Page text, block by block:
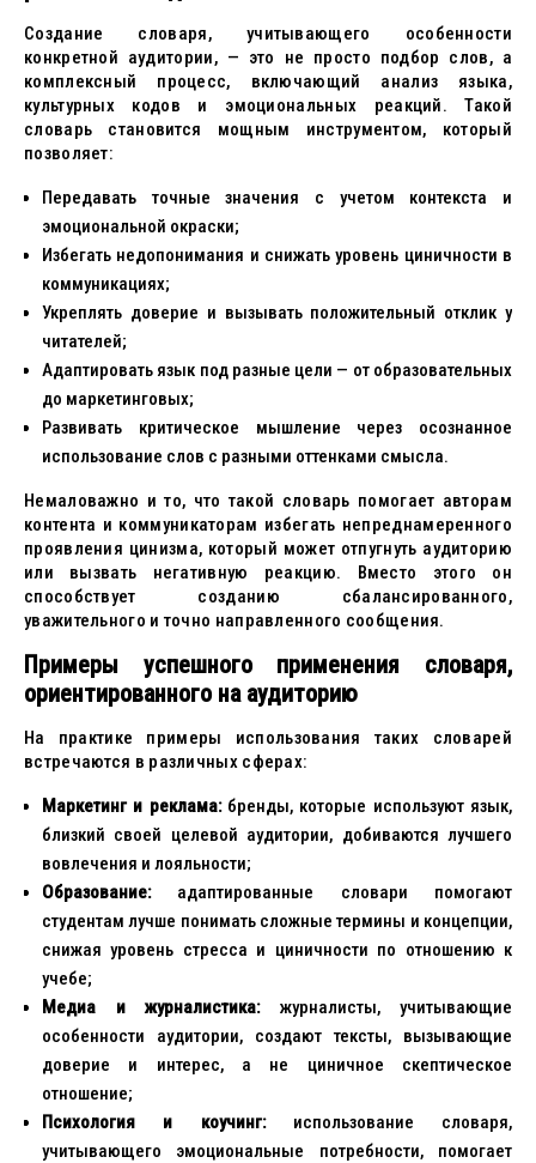
Создание словаря, учитывающего особенности
конкретной аудитории, — это не просто подбор слов, а
комплексный процесс, включающий анализ языка,
культурных кодов и эмоциональных реакций. Такой
словарь становится мощным инструментом, который
позволяет:
Передавать точные значения с учетом контекста и
эмоциональной окраски;
Избегать недопонимания и снижать уровень циничности в
коммуникациях;
Укреплять доверие и вызывать положительный отклик у
читателей;
Адаптировать язык под разные цели — от образовательных
до маркетинговых;
Развивать критическое мышление через осознанное
использование слов с разными оттенками смысла.
Немаловажно и то, что такой словарь помогает авторам
контента и коммуникаторам избегать непреднамеренного
проявления цинизма, который может отпугнуть аудиторию
или вызвать негативную реакцию. Вместо этого он
способствует созданию сбалансированного,
уважительного и точно направленного сообщения.
Примеры успешного применения словаря,
ориентированного на аудиторию
На практике примеры использования таких словарей
встречаются в различных сферах:
Маркетинг и реклама:бренды, которые используют язык,
близкий своей целевой аудитории, добиваются лучшего
вовлечения и лояльности;
Образование:адаптированные словари помогают
студентам лучше понимать сложные термины и концепции,
снижая уровень стресса и циничности по отношению к
учебе;
Медиа и журналистика:журналисты, учитывающие
особенности аудитории, создают тексты, вызывающие
доверие и интерес, а не циничное скептическое
отношение;
Психология и коучинг:использование словаря,
учитывающего эмоциональные потребности, помогает